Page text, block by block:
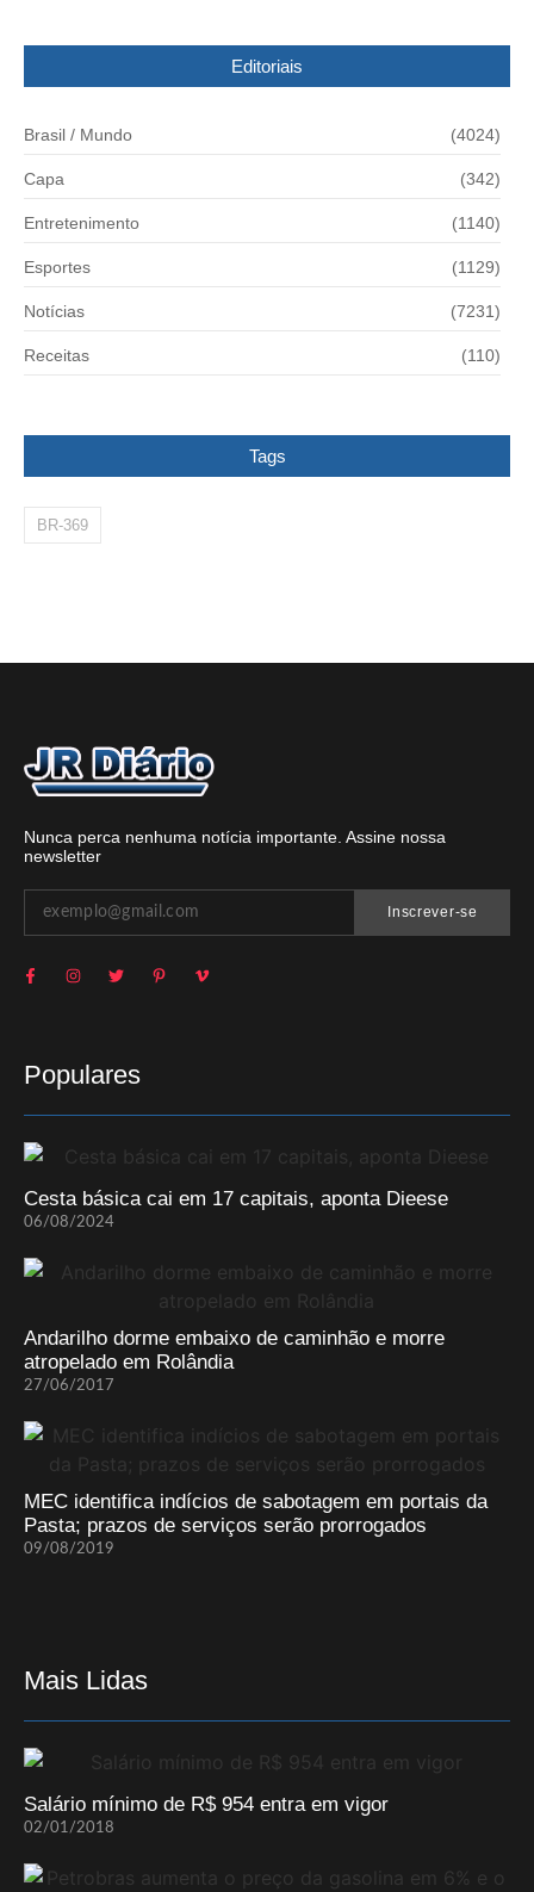
Editoriais
Brasil / Mundo (4024)
Capa (342)
Entretenimento (1140)
Esportes (1129)
Notícias (7231)
Receitas (110)
Tags
BR-369
Nunca perca nenhuma notícia importante. Assine nossa
newsletter
Inscrever-se
Populares
Cesta básica cai em 17 capitais, aponta Dieese
06/08/2024
Andarilho dorme embaixo de caminhão e morre
atropelado em Rolândia
27/06/2017
MEC identifica indícios de sabotagem em portais da
Pasta; prazos de serviços serão prorrogados
09/08/2019
Mais Lidas
Salário mínimo de R$ 954 entra em vigor
02/01/2018